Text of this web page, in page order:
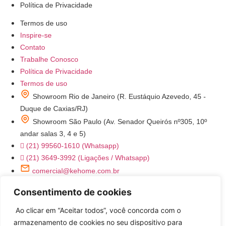
Consentimento de cookies
Ao clicar em “Aceitar todos”, você concorda com o
armazenamento de cookies no seu dispositivo para
Política de Privacidade
Termos de uso
Inspire-se
Contato
Trabalhe Conosco
Política de Privacidade
Termos de uso
Showroom Rio de Janeiro (R. Eustáquio Azevedo, 45 -
Duque de Caxias/RJ)
Showroom São Paulo (Av. Senador Queirós nº305, 10º
andar salas 3, 4 e 5)
(21) 99560-1610 (Whatsapp)
(21) 3649-3992 (Ligações / Whatsapp)
comercial@kehome.com.br